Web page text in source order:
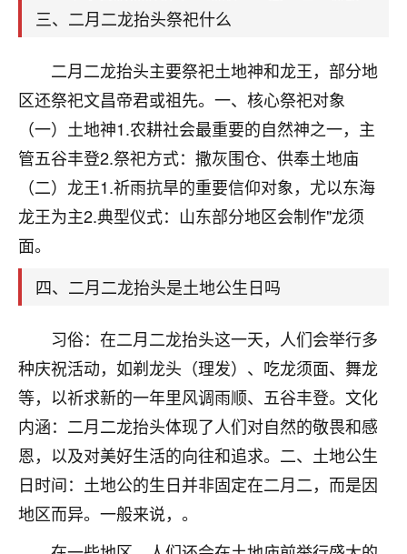
三、二月二龙抬头祭祀什么
二月二龙抬头主要祭祀土地神和龙王，部分地
区还祭祀文昌帝君或祖先。一、核心祭祀对象
（一）土地神1.农耕社会最重要的自然神之一，主
管五谷丰登2.祭祀方式：撒灰围仓、供奉土地庙
（二）龙王1.祈雨抗旱的重要信仰对象，尤以东海
龙王为主2.典型仪式：山东部分地区会制作"龙须
面。
四、二月二龙抬头是土地公生日吗
习俗：在二月二龙抬头这一天，人们会举行多
种庆祝活动，如剃龙头（理发）、吃龙须面、舞龙
等，以祈求新的一年里风调雨顺、五谷丰登。文化
内涵：二月二龙抬头体现了人们对自然的敬畏和感
恩，以及对美好生活的向往和追求。二、土地公生
日时间：土地公的生日并非固定在二月二，而是因
地区而异。一般来说，。
哪样不服都不行！
卦，认识老师3年了，都是缘分啊！
17分钟前 来自湖北
心若莲花
我是做餐饮的，这两年，生意屡屡受挫，店开一家关
一家，要么生意不好，生意好的就出事。前些年攒的
家底快败光了，真是倒霉！我也想找人看看到底怎么
鹿森 ：你可以找老师看看，人有时不服命不行
啊！
是我从找店开始都是找慧来老师跟进的，选
址、风水、还有开业日子，哪哪都看了，虽然
大环境不好，但是我家生意还可以，前几天又
刚找老师做了补财库，希望财运更好一点！
2小时前 来自海南 18
梦醒时分
我女儿高二叛逆，大半年不上学，一说她就要死要活
的，把我们两口子愁的不行，朋友给我推荐的慧来老